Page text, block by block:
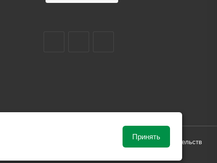
от рыночной ситуации и не влекут за собой обязательств
Принять